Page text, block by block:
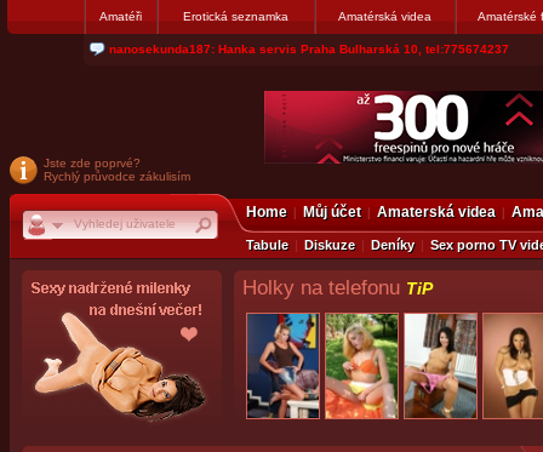
Amatéři Erotická seznamka Amatérská videa Amatérské
nanosekunda187: Hanka servis Praha Bulharská 10, tel:775674237
Jste zde poprvé?
Rychlý průvodce zákulisím
Home Můj účet Amaterská videa
Tabule Diskuze Deníky Sex porno TV
Holky na telefonu TiP